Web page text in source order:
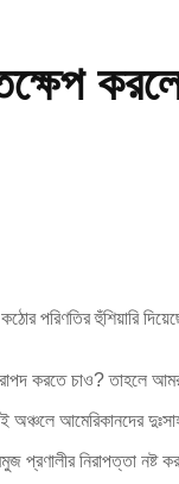
পরিণতির হুঁশিয়ারি
করতে চাও? তাহলে
আমেরিকানদের
প্রণালীর নিরাপত্তা